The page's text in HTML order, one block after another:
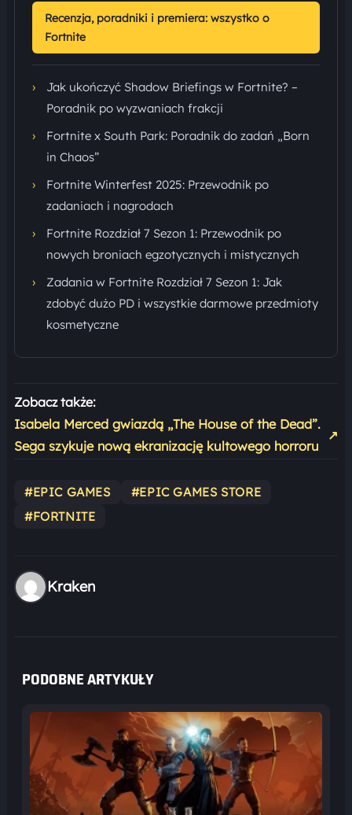
Recenzja, poradniki i premiera: wszystko o
Fortnite
›
Jak ukończyć Shadow Briefings w Fortnite? –
Poradnik po wyzwaniach frakcji
›
Fortnite x South Park: Poradnik do zadań „Born
in Chaos”
›
Fortnite Winterfest 2025: Przewodnik po
zadaniach i nagrodach
›
Fortnite Rozdział 7 Sezon 1: Przewodnik po
nowych broniach egzotycznych i mistycznych
›
Zadania w Fortnite Rozdział 7 Sezon 1: Jak
zdobyć dużo PD i wszystkie darmowe przedmioty
kosmetyczne
Zobacz także:
Isabela Merced gwiazdą „The House of the Dead”.
Sega szykuje nową ekranizację kultowego horroru
↗
#EPIC GAMES
#EPIC GAMES STORE
#FORTNITE
Kraken
PODOBNE ARTYKUŁY